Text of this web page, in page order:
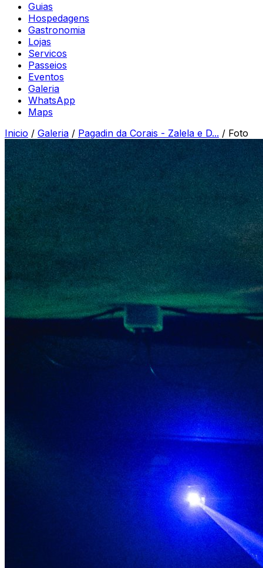
Guias
Hospedagens
Gastronomia
Lojas
Servicos
Passeios
Eventos
Galeria
WhatsApp
Maps
Inicio / Galeria / Pagadin da Corais - Zalela e D... / Foto